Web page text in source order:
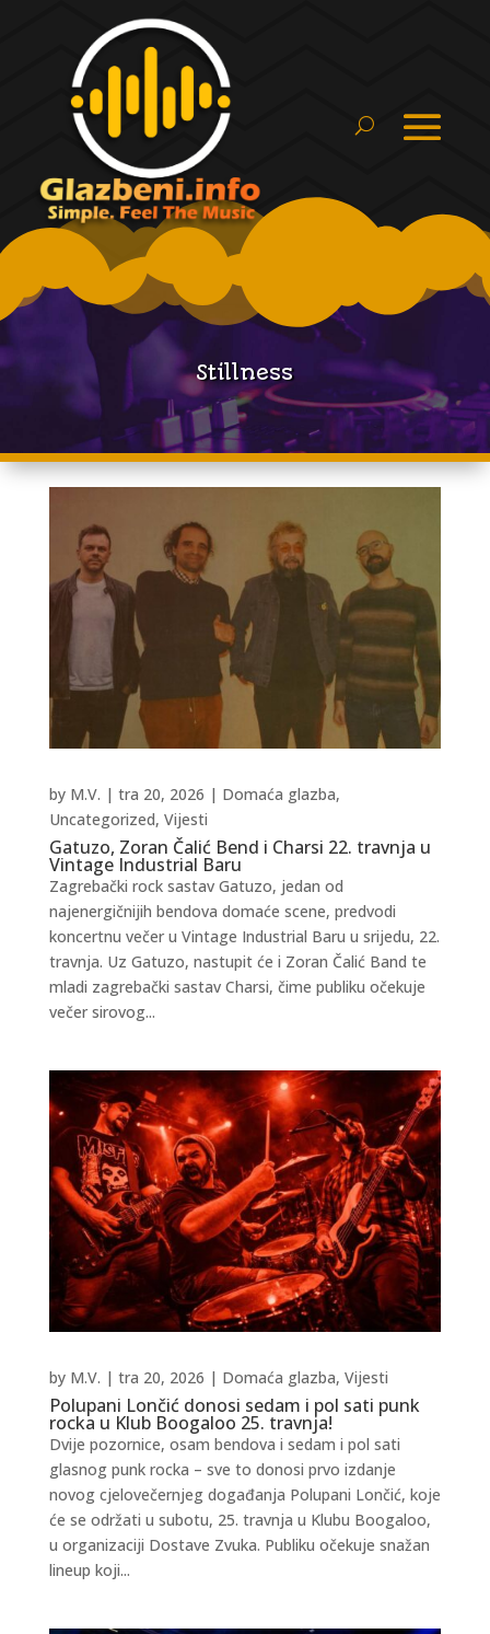
Stillness
Gatuzo, Zoran Čalić Bend i Charsi 22. travnja u
Vintage Industrial Baru
by M.V. | tra 20, 2026 | Domaća glazba,
Uncategorized, Vijesti
Zagrebački rock sastav Gatuzo, jedan od
najenergičnijih bendova domaće scene, predvodi
koncertnu večer u Vintage Industrial Baru u srijedu, 22.
travnja. Uz Gatuzo, nastupit će i Zoran Čalić Band te
mladi zagrebački sastav Charsi, čime publiku očekuje
večer sirovog...
Polupani Lončić donosi sedam i pol sati punk
rocka u Klub Boogaloo 25. travnja!
by M.V. | tra 20, 2026 | Domaća glazba, Vijesti
Dvije pozornice, osam bendova i sedam i pol sati
glasnog punk rocka – sve to donosi prvo izdanje
novog cjelovečernjeg događanja Polupani Lončić, koje
će se održati u subotu, 25. travnja u Klubu Boogaloo,
u organizaciji Dostave Zvuka. Publiku očekuje snažan
lineup koji...